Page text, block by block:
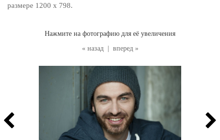
« назад вперед »
Нажмите на фотографию для её увеличения
размере 1200 x 798.